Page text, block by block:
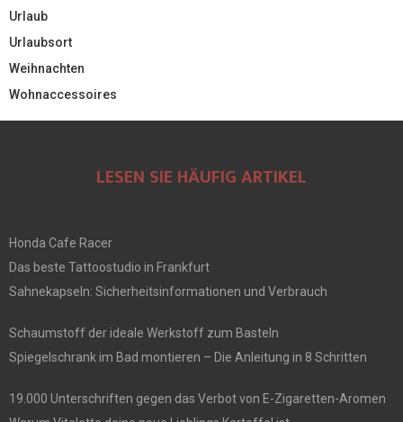
Urlaub
Urlaubsort
Weihnachten
Wohnaccessoires
LESEN SIE HÄUFIG ARTIKEL
Honda Cafe Racer
Das beste Tattoostudio in Frankfurt
Sahnekapseln: Sicherheitsinformationen und Verbrauch
Schaumstoff der ideale Werkstoff zum Basteln
Spiegelschrank im Bad montieren – Die Anleitung in 8 Schritten
19.000 Unterschriften gegen das Verbot von E-Zigaretten-Aromen